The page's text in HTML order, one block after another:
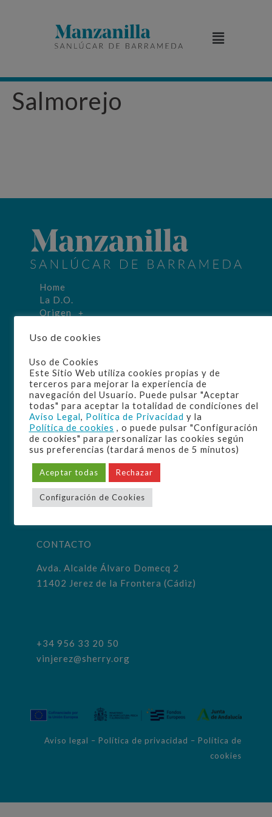
Salmorejo
Home
La D.O.
Origen
Manzanilla
Cultura
Bodegas
CONTACTO
Avda. Alcalde Álvaro Domecq 2
11402 Jerez de la Frontera (Cádiz)
+34 956 33 20 50
vinjerez@sherry.org
Aviso legal – Política de privacidad – Política de
cookies
Uso de cookies
Uso de Cookies
Este Sitio Web utiliza cookies propias y de
terceros para mejorar la experiencia de
navegación del Usuario. Puede pulsar "Aceptar
todas" para aceptar la totalidad de condiciones del
Aviso Legal, Política de Privacidad y la
Política de cookies , o puede pulsar "Configuración
de cookies" para personalizar las cookies según
sus preferencias (tardará menos de 5 minutos)
Aceptar todas Rechazar
Configuración de Cookies